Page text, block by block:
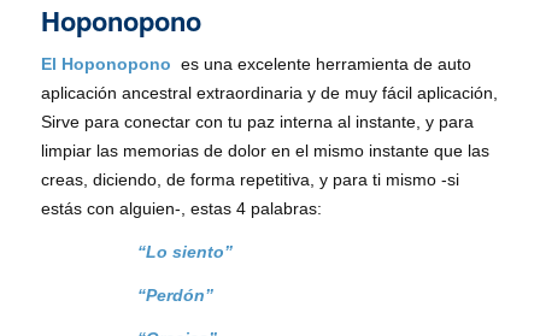
Hoponopono
El Hoponopono es una excelente herramienta de auto
aplicación ancestral extraordinaria y de muy fácil aplicación,
Sirve para conectar con tu paz interna al instante, y para
limpiar las memorias de dolor en el mismo instante que las
creas, diciendo, de forma repetitiva, y para ti mismo -si
estás con alguien-, estas 4 palabras:
“Lo siento”
“Perdón”